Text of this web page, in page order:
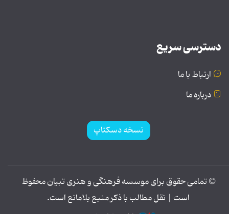
دسترسی سریع
ارتباط با ما
درباره ما
نسخه دسکتاپ
© تمامی حقوق برای موسسه فرهنگی و هنری تبیان محفوظ
است | نقل مطالب با ذکر منبع بلامانع است.